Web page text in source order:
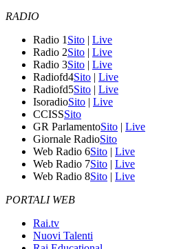
RADIO
Radio 1 Sito | Live
Radio 2Sito | Live
Radio 3Sito | Live
Radiofd4Sito | Live
Radiofd5Sito | Live
IsoradioSito | Live
CCISSSito
GR ParlamentoSito | Live
Giornale RadioSito
Web Radio 6Sito | Live
Web Radio 7Sito | Live
Web Radio 8Sito | Live
PORTALI WEB
Rai.tv
Nuovi Talenti